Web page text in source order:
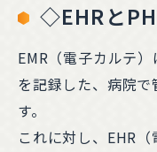
◇EHRと
EMR（電子カルテ
を記録した、病院
す。
これに対し、EHR（